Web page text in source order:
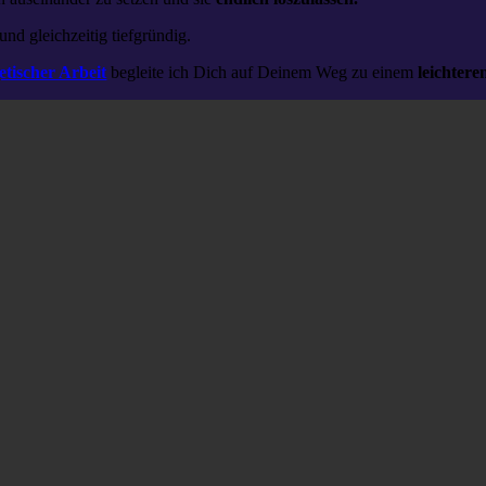
gleichzeitig tiefgründig.
Arbeit begleite ich Dich auf Deinem Weg zu einem